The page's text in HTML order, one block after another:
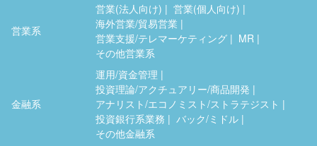
営業系
営業(法人向け)
営業(個人向け)
海外営業/貿易営業
営業支援/テレマーケティング
MR
その他営業系
金融系
運用/資金管理
投資理論/アクチュアリー/商品開発
アナリスト/エコノミスト/ストラテジスト
投資銀行系業務
バック/ミドル
その他金融系